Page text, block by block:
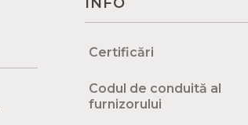
Certificări
Codul de conduită al
furnizorului